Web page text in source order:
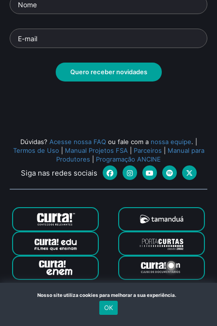
Quero receber novidades
Dúvidas? Acesse nossa FAQ ou fale com a nossa equipe.
Termos de Uso
Manual Projetos FSA Parceiros
Manual para
Produtores
Programação ANCINE
Siga nas redes sociais
Canal Curta © 2024. Todos os direitos reservados. Feito com
no Rio de Janeiro
Nosso site utiliza cookies para melhorar a sua experiência.
OK